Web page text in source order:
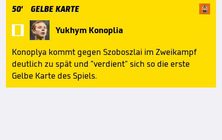
50' GELBE KARTE
Yukhym Konoplia
Konoplya kommt gegen Szoboszlai im Zweikampf
deutlich zu spät und "verdient" sich so die erste
Gelbe Karte des Spiels.